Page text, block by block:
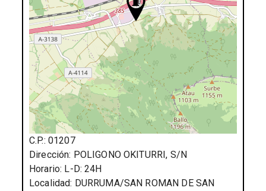
C.P.: 01207
Dirección: POLIGONO OKITURRI, S/N
Horario: L-D: 24H
Localidad: DURRUMA/SAN ROMAN DE SAN